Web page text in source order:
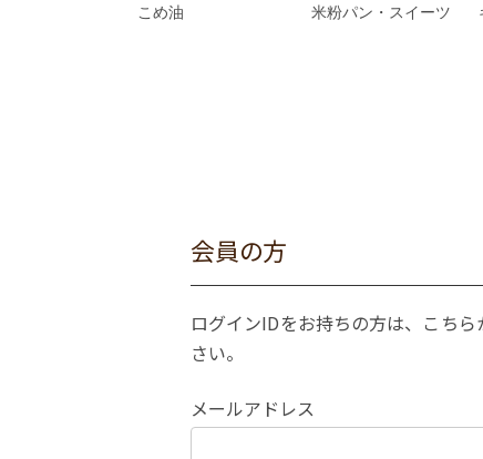
こめ油 米粉パン・スイーツ
会員の方
ログインIDをお持ちの方は、こち
さい。
メールアドレス